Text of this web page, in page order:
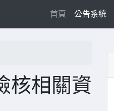
首頁(current)
公告系統
核相關資